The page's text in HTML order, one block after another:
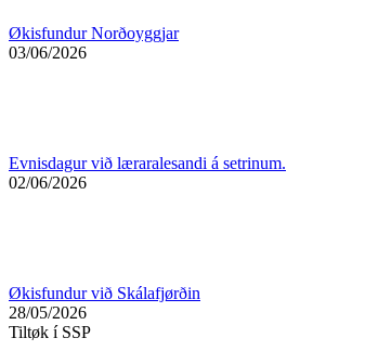
Økisfundur Norðoyggjar
03/06/2026
Evnisdagur við læraralesandi á setrinum.
02/06/2026
Økisfundur við Skálafjørðin
28/05/2026
Tiltøk í SSP